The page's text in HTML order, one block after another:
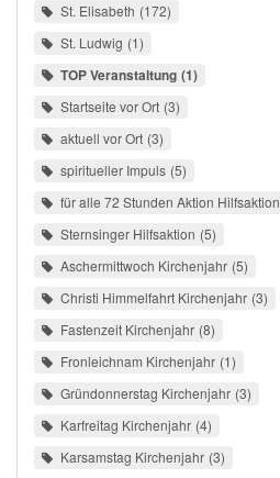
St. Elisabeth 172
St. Ludwig 1
TOP Veranstaltung 1
Startseite vor Ort 3
aktuell vor Ort 3
spiritueller Impuls 5
für alle 72 Stunden Aktion Hilfsaktion
Sternsinger Hilfsaktion 5
Aschermittwoch Kirchenjahr 5
Christi Himmelfahrt Kirchenjahr 3
Fastenzeit Kirchenjahr 8
Fronleichnam Kirchenjahr 1
Gründonnerstag Kirchenjahr 3
Karfreitag Kirchenjahr 4
Karsamstag Kirchenjahr 3